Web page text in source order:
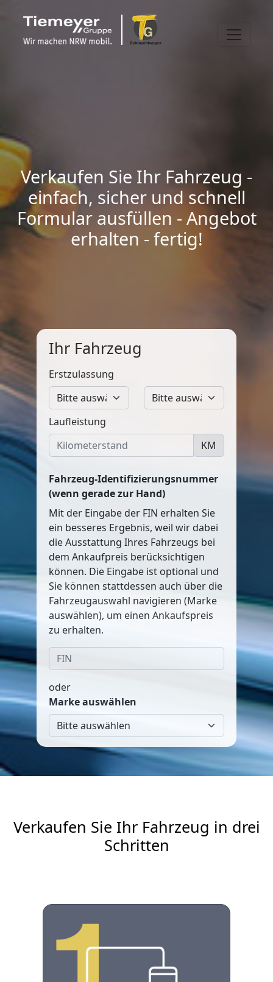
Verkaufen Sie Ihr Fahrzeug -
einfach, sicher und schnell
Formular ausfüllen - Angebot
erhalten - fertig!
Ihr Fahrzeug
Erstzulassung
Laufleistung
KM
Fahrzeug-Identifizierungsnummer
(wenn gerade zur Hand)
Mit der Eingabe der FIN erhalten Sie
ein besseres Ergebnis, weil wir dabei
die Ausstattung Ihres Fahrzeugs bei
dem Ankaufpreis berücksichtigen
können. Die Eingabe ist optional und
Sie können stattdessen auch über die
Fahrzeugauswahl navigieren (Marke
auswählen), um einen Ankaufspreis
zu erhalten.
oder
Marke auswählen
Verkaufen Sie Ihr Fahrzeug in drei
Schritten